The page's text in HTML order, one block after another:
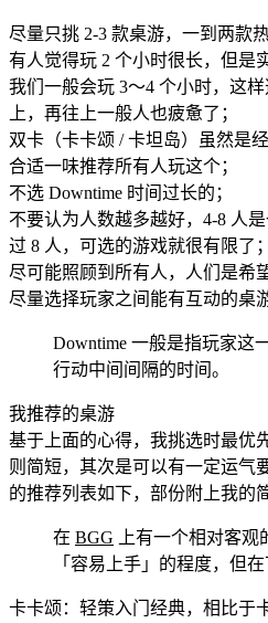
尽量只挑 2-3 款桌游，一到两款
有人觉得玩 2 个小时很长，但是
我们一般会玩 3～4 个小时，这
上，再往上一般人也疲惫了；
双卡（卡卡颂 / 卡坦岛）虽然是
合适一味推荐所有人玩这个；
不选 Downtime 时间过长的；
不要认为人数越多越好，4-8 人
过 8 人，可选的游戏就很有限了；
尽可能照顾到所有人，人们是希
尽量选择玩家之间能有互动的桌游
Downtime 一般是指玩家这
行动中间间隔的时间。
我推荐的桌游
基于上面的心得，我挑选时最优
则简短，其次是可以有一定运气
的推荐列表如下，部份附上我的
在 BGG 上有一个相对客观
「容易上手」的程度，但
卡卡颂：轻策入门经典，相比于